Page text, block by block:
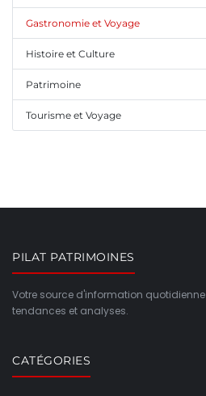
Gastronomie et Voyage
Histoire et Culture
Patrimoine
Tourisme et Voyage
PILAT PATRIMOINES
Votre source d'information
tendances et analyses.
CATÉGORIES